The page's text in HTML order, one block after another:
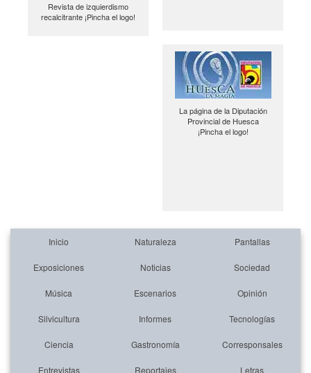
Revista de izquierdismo
recalcitrante ¡Pincha el logo!
La página de la Diputación
Provincial de Huesca
¡Pincha el logo!
Inicio Naturaleza Pantallas
Exposiciones Noticias Sociedad
Música Escenarios Opinión
Silvicultura Informes Tecnologías
Ciencia Gastronomía Corresponsales
Entrevistas Reportajes Letras